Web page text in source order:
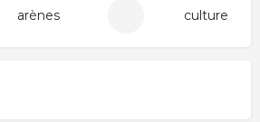
arènes culture